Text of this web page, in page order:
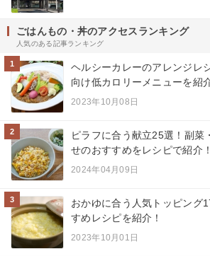
ごはんもの・丼のアクセスランキング
人気のある記事ランキング
1
ヘルシーカレーのアレンジレ
向け低カロリーメニューを紹
2023年10月08日
2
ピラフに合う献立25選！副菜
せのおすすめをレシピで紹介！
2024年04月09日
3
おかゆに合う人気トッピング
すめレシピを紹介！
2023年10月01日